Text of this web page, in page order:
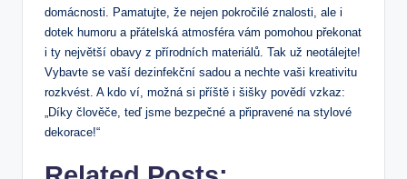
domácnosti. Pamatujte, že nejen pokročilé znalosti, ale i
dotek humoru a přátelská atmosféra vám pomohou překonat
i ty největší obavy z přírodních materiálů. Tak už neotálejte!
Vybavte se vaší dezinfekční sadou a nechte vaši kreativitu
rozkvést. A kdo ví, možná si příště i šišky povědí vzkaz:
„Díky člověče, teď jsme bezpečné a připravené na stylové
dekorace!“